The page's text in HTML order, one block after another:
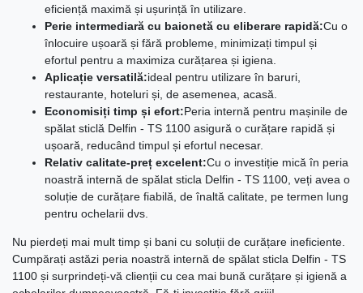
eficiență maximă și ușurință în utilizare.
Perie intermediară cu baionetă cu eliberare rapidă:Cu o
înlocuire ușoară și fără probleme, minimizați timpul și
efortul pentru a maximiza curățarea și igiena.
Aplicație versatilă:ideal pentru utilizare în baruri,
restaurante, hoteluri și, de asemenea, acasă.
Economisiți timp și efort:Peria internă pentru mașinile de
spălat sticlă Delfin - TS 1100 asigură o curățare rapidă și
ușoară, reducând timpul și efortul necesar.
Relativ calitate-preț excelent:Cu o investiție mică în peria
noastră internă de spălat sticla Delfin - TS 1100, veți avea o
soluție de curățare fiabilă, de înaltă calitate, pe termen lung
pentru ochelarii dvs.
Nu pierdeți mai mult timp și bani cu soluții de curățare ineficiente.
Cumpărați astăzi peria noastră internă de spălat sticla Delfin - TS
1100 și surprindeți-vă clienții cu cea mai bună curățare și igienă a